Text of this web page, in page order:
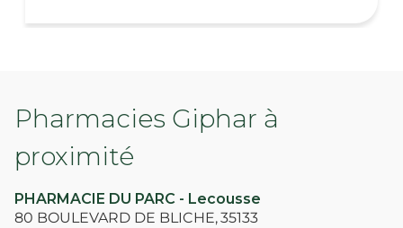
Pharmacies Giphar à
proximité
PHARMACIE DU PARC - Lecousse
80 BOULEVARD DE BLICHE,35133